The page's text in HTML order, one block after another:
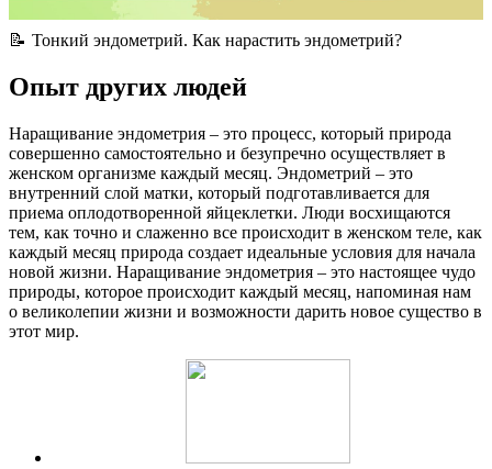
📝 Тонкий эндометрий. Как нарастить эндометрий?
Опыт других людей
Наращивание эндометрия – это процесс, который природа
совершенно самостоятельно и безупречно осуществляет в
женском организме каждый месяц. Эндометрий – это
внутренний слой матки, который подготавливается для
приема оплодотворенной яйцеклетки. Люди восхищаются
тем, как точно и слаженно все происходит в женском теле, как
каждый месяц природа создает идеальные условия для начала
новой жизни. Наращивание эндометрия – это настоящее чудо
природы, которое происходит каждый месяц, напоминая нам
о великолепии жизни и возможности дарить новое существо в
этот мир.